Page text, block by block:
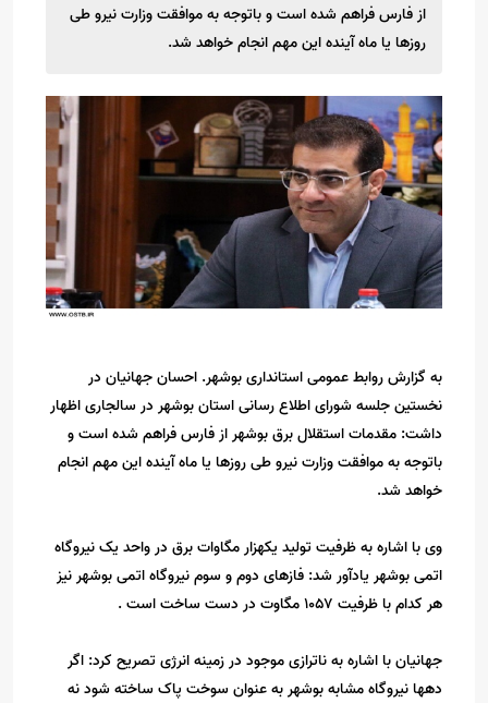
از فارس فراهم شده است و باتوجه به موافقت وزارت نیرو طی
روزها یا ماه آینده این مهم انجام خواهد شد.
به گزارش روابط عمومی استانداری بوشهر. احسان جهانیان در
نخستین جلسه شورای اطلاع رسانی استان بوشهر در سالجاری اظهار
داشت: مقدمات استقلال برق بوشهر از فارس فراهم شده است و
باتوجه به موافقت وزارت نیرو طی روزها یا ماه آینده این مهم انجام
خواهد شد.
وی با اشاره به ظرفیت تولید یکهزار مگاوات برق در واحد یک نیروگاه
اتمی بوشهر یادآور شد: فازهای دوم و سوم نیروگاه اتمی بوشهر نیز
هر کدام با ظرفیت ۱۰۵۷ مگاوت در دست ساخت است .
جهانیان با اشاره به ناترازی موجود در زمینه انرژی تصریح کرد: اگر
دهها نیروگاه مشابه بوشهر به عنوان سوخت پاک ساخته شود نه